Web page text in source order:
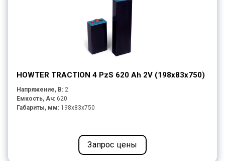
HOWTER TRACTION 4 PzS 620 Ah 2V (198x83x750)
Напряжение, В: 2
Емкость, Ач: 620
Габариты, мм: 198x83x750
Запрос цены